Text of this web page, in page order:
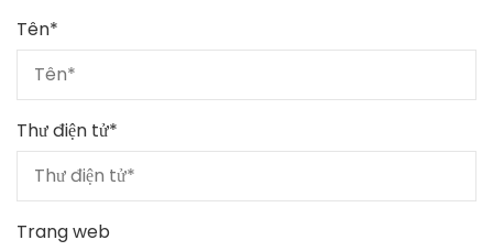
Tên*
Thư điện tử*
Trang web